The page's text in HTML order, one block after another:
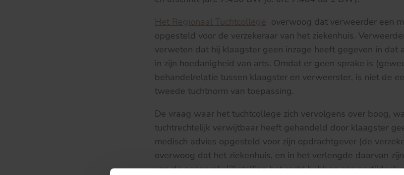
Het Regionaal Tuchtcollege overwoog dat verweerder een
opgesteld voor de verzekeraar van het ziekenhuis.
verweten dat hij klaagster geen inzage heeft gegeven in dat
in zijn hoedanigheid van arts. Omdat er geen sprake is
behandelrelatie tussen klaagster en verweerster, is niet de
tweede tuchtnorm van toepassing.
De vraag waar het tuchtcollege zich vervolgens over boog,
tuchtrechtelijk verwijtbaar heeft gehandeld door klaagster
medisch advies opgesteld voor zijn opdrachtgever (de
overwoog dat het ziekenhuis, en in het verlengde daarvan
van de aansprakelijkstelling het recht hebben een